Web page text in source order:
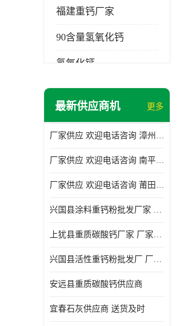
福建重钙厂家
90含量氢氧化钙
氢氧化钙
氧化钙
最新供应商机 更多
厂家供应 欢迎电话咨询 漳州活性重钙粉
厂家供应 欢迎电话咨询 南平活性重钙粉批发厂
厂家供应 欢迎电话咨询 莆田高白度重钙粉厂家
兴国县涂料重钙粉批发厂家 厂家供应 欢迎电话咨询
上犹县重质碳酸钙厂家 厂家供应 欢迎电话咨询
兴国县活性重钙粉批发厂 厂家供应 欢迎电话咨询
安远县重质碳酸钙供应商
宜春石灰供应商 送货及时